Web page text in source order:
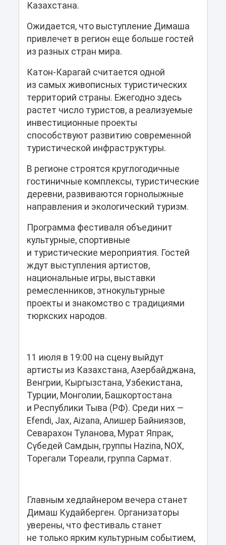
Казахстана.
Ожидается, что выступление Димаша
привлечет в регион еще больше гостей
из разных стран мира.
Катон-Карагай считается одной
из самых живописных туристических
территорий страны. Ежегодно здесь
растет число туристов, а реализуемые
инвестиционные проекты
способствуют развитию современной
туристической инфраструктуры.
В регионе строятся круглогодичные
гостиничные комплексы, туристические
деревни, развиваются горнолыжные
направления и экологический туризм.
Программа фестиваля объединит
культурные, спортивные
и туристические мероприятия. Гостей
ждут выступления артистов,
национальные игры, выставки
ремесленников, этнокультурные
проекты и знакомство с традициями
тюркских народов.
11 июля в 19:00 на сцену выйдут
артисты из Казахстана, Азербайджана,
Венгрии, Кыргызстана, Узбекистана,
Турции, Монголии, Башкортостана
и Республики Тыва (РФ). Среди них —
Efendi, Jax, Aizana, Алишер Байниязов,
Севарахон Туланова, Мурат Япрак,
Сүбедей Самдын, группы Hazina, NOX,
Торегали Тореали, группа Сармат.
Главным хедлайнером вечера станет
Димаш Кудайберген. Организаторы
уверены, что фестиваль станет
не только ярким культурным событием,